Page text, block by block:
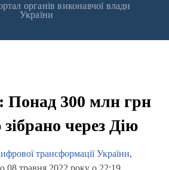
органів виконавчої влади
України
300 млн грн
через Дію
трансформації України,
08 травня 2022 року о 22:19